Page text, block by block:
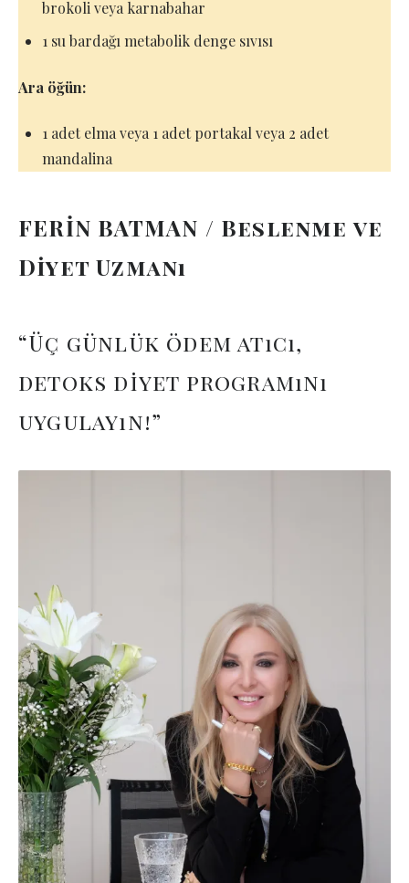
brokoli veya karnabahar
1 su bardağı metabolik denge sıvısı
Ara öğün:
1 adet elma veya 1 adet portakal veya 2 adet
mandalina
FERİN BATMAN / Beslenme ve
Diyet Uzmanı
“Üç günlük ödem atıcı,
detoks diyet programını
uygulayın!”